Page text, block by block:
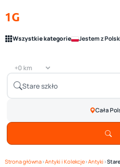
1G
Wszystkie kategorie Jestem z
Cała
Strona główna›Antyki i Kolekcje›Antyki ›